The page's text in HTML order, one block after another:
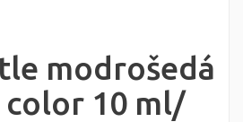
modrošedá
10 ml/